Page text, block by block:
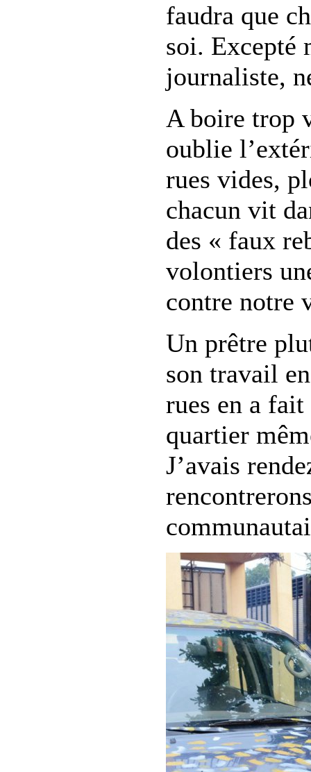
faudra que
soi. Excepté
journaliste,
A boire trop
oublie
rues vides,
chacun vit
des « faux
volontiers
contre notre
Un prêtre
son travail
rues en a
quartier
J’avais